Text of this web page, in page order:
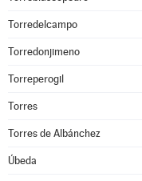
Torredelcampo
Torredonjimeno
Torreperogil
Torres
Torres de Albánchez
Úbeda